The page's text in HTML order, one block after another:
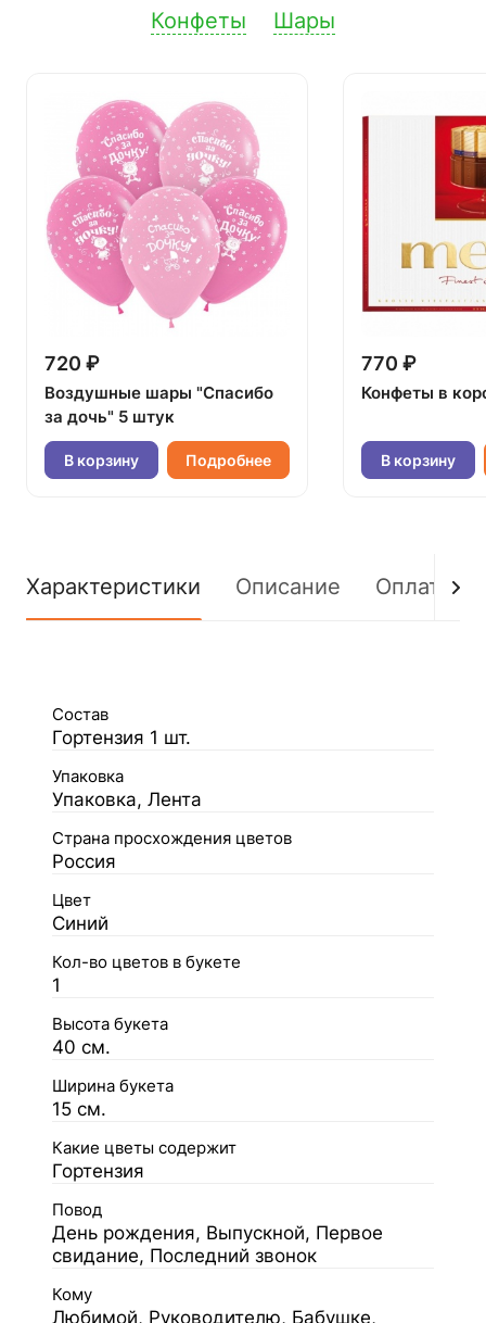
Конфеты Шары
720 ₽
Воздушные шары "Спасибо
за дочь" 5 штук
В корзину Подробнее
770 ₽
Конфеты в
В корзину
Характеристики Описание Оплата
Состав
Гортензия 1 шт.
Упаковка
Упаковка, Лента
Страна просхождения цветов
Россия
Цвет
Синий
Кол-во цветов в букете
1
Высота букета
40 см.
Ширина букета
15 см.
Какие цветы содержит
Гортензия
Повод
День рождения, Выпускной, Первое
свидание, Последний звонок
Кому
Любимой, Руководителю, Бабушке,